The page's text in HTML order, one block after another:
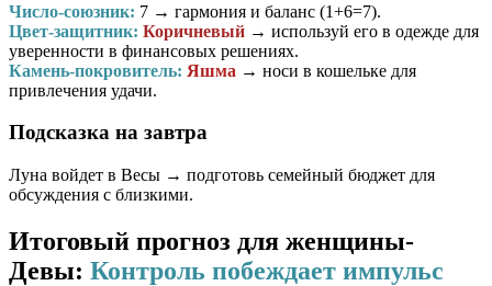
Число-союзник: 7 → гармония и баланс (1+6=7).
Цвет-защитник: Коричневый → используй его в одежде для
уверенности в финансовых решениях.
Камень-покровитель: Яшма → носи в кошельке для
привлечения удачи.
Подсказка на завтра
Луна войдет в Весы → подготовь семейный бюджет для
обсуждения с близкими.
Итоговый прогноз для женщины-
Девы: Контроль побеждает импульс